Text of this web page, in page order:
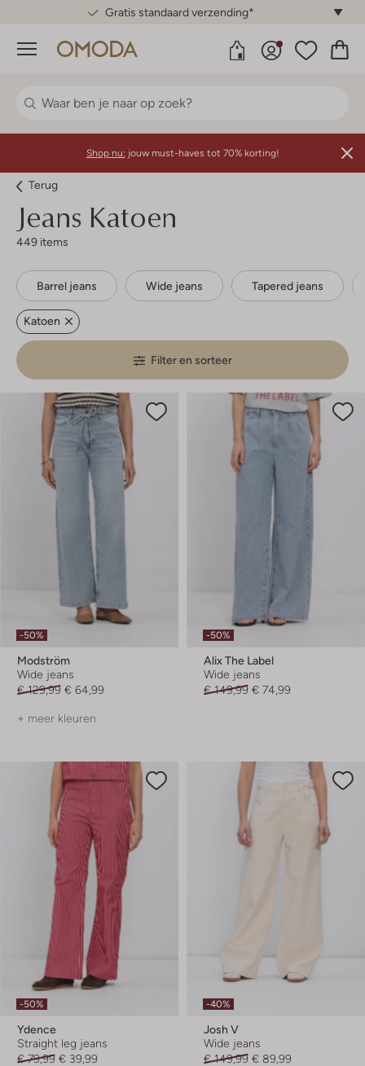
Gratis standaard verzending*
Menu
Shop nu: jouw must-haves tot 70% korting!
Terug
Jeans Katoen
449 items
Barrel jeans Wide jeans Tapered jeans
Katoen
Filter en sorteer
-50%
Modström
Wide jeans
€ 129,99 € 64,99
+ meer kleuren
-50%
Alix The Label
Wide jeans
€ 149,99 € 74,99
-50%
Ydence
Straight leg jeans
€ 79,99 € 39,99
-40%
Josh V
Wide jeans
€ 149,99 € 89,99